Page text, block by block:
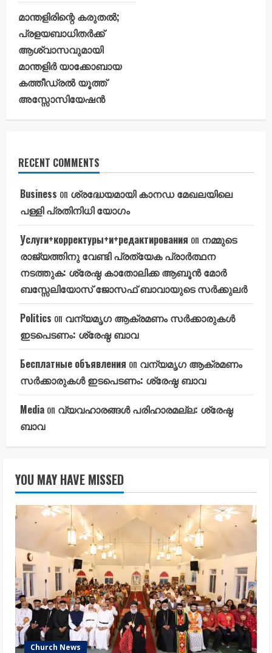
മാന്തളിരിന്റെ കരുതൽ;
പ്രളയബാധിതർക്ക്
ആശ്വാസവുമായി
മാന്തളിർ യാക്കോബായ
കത്തീഡ്രൽ യൂത്ത്
അസ്സോസിയേഷൻ
RECENT COMMENTS
Business on ശ്രദ്ധേയമായി കാനഡ മേഖലയിലെ
പള്ളി പ്രതിനിധി യോഗം
Услуги+корректуры+и+редактирования on നമ്മുടെ
രാജ്യത്തിനു വേണ്ടി പ്രത്യേക പ്രാർത്ഥന
നടത്തുക: ശ്രേഷ്ഠ കാതോലിക്ക ആബൂൻ മോർ
ബസ്സേലിയോസ് ജോസഫ് ബാവായുടെ സർക്കുലർ
Politics on വന്യമൃഗ ആക്രമണം സർക്കാരുകൾ
ഇടപെടണം: ശ്രേഷ്ഠ ബാവ
Бесплатные объявления on വന്യമൃഗ ആക്രമണം
സർക്കാരുകൾ ഇടപെടണം: ശ്രേഷ്ഠ ബാവ
Media on വ്യവഹാരങ്ങൾ പരിഹാരമല്ല: ശ്രേഷ്ഠ
ബാവ
YOU MAY HAVE MISSED
Church News